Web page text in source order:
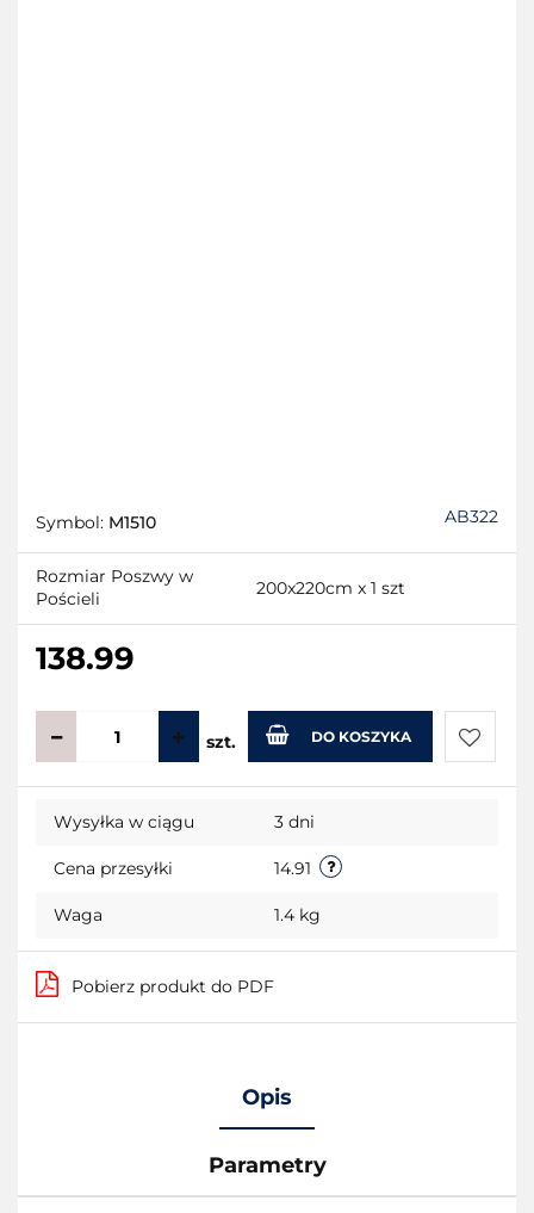
Symbol: M1510 AB322
Rozmiar Poszwy w
Pościeli
200x220cm x 1 szt
138.99
szt. DO KOSZYKA
Do
Wysyłka w ciągu 3 dni
Cena przesyłki 14.91
Waga 1.4 kg
Pobierz produkt do PDF
Opis
Parametry